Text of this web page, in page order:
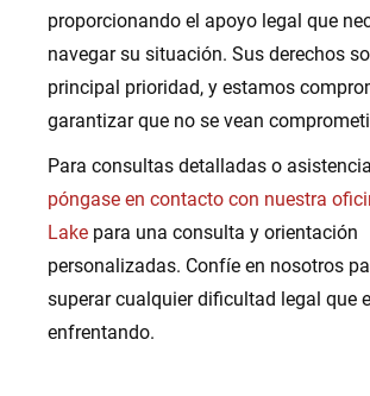
proporcionando el apoyo legal que
navegar su situación. Sus derechos
principal prioridad, y estamos
garantizar que no se vean
Para consultas detalladas o
póngase en contacto con nuestra
Lake para una consulta y orientación
personalizadas. Confíe en nosotros
superar cualquier dificultad legal que
enfrentando.